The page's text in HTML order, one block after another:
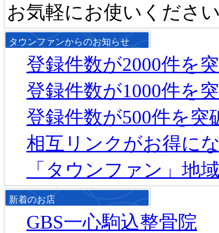
お気軽にお使いくださ
タウンファンからのお知らせ
登録件数が2000件を
登録件数が1000件を
登録件数が500件を突
相互リンクがお得に
「タウンファン」地
新着のお店
GBS一心駒込整骨院